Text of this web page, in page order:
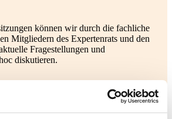
können wir durch die fachliche
Mitgliedern des Expertenrats und den
Fragestellungen und
diskutieren.
Expertenratsmitglieder hier kurz vor.